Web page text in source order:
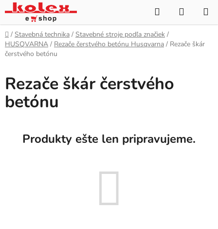
Prejsť
na
obsah
Hľadať
KOŠÍK
Domov
/ Stavebná technika / Stavebné stroje podľa značiek /
HUSQVARNA / Rezače čerstvého betónu Husqvarna / Rezače škár
čerstvého betónu
Rezače škár čerstvého
betónu
Produkty ešte len pripravujeme.